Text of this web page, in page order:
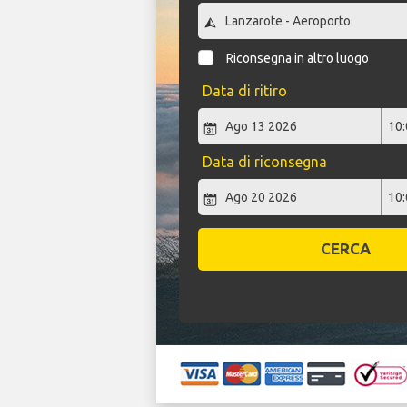
Riconsegna in altro luogo
Data di ritiro
Data di riconsegna
CERCA